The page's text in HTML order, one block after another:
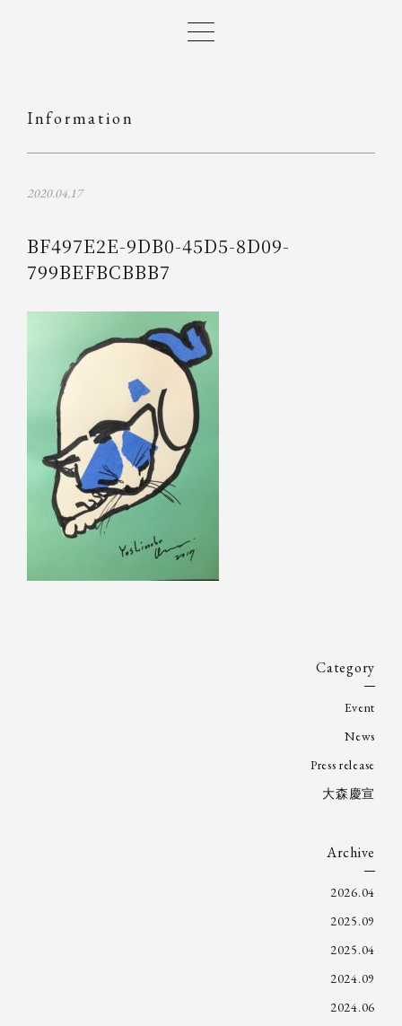
Information
2020.04.17
BF497E2E-9DB0-45D5-8D09-
799BEFBCBBB7
Category
Event
News
Press release
大森慶宣
Archive
2026.04
2025.09
2025.04
2024.09
2024.06